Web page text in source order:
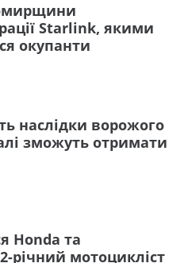
Starlink, якими
окупанти
наслідки ворожого
зможуть отримати
Honda та
річний мотоцикліст